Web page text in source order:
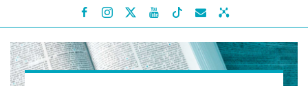
   